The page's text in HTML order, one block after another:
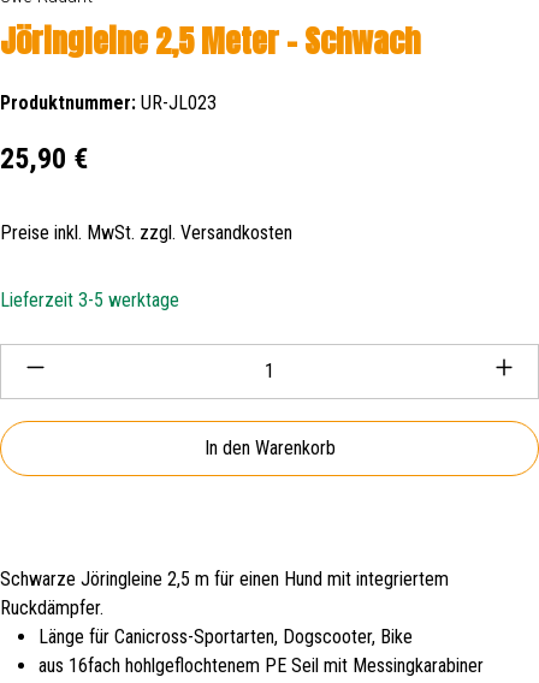
Jöringleine 2,5 Meter - Schwach
Produktnummer: UR-JL023
Regulärer Preis:
25,90 €
Preise inkl. MwSt. zzgl. Versandkosten
Lieferzeit 3-5 werktage
Produkt Anzahl: Gib den gewünschten Wert ein oder
In den Warenkorb
Schwarze Jöringleine 2,5 m für einen Hund mit integriertem
Ruckdämpfer.
Länge für Canicross-Sportarten, Dogscooter, Bike
aus 16fach hohlgeflochtenem PE Seil mit Messingkarabiner